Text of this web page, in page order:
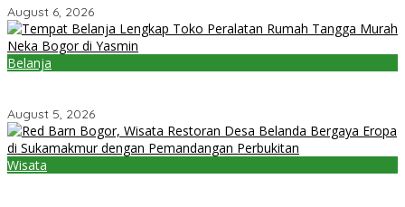
August 6, 2026
Belanja
August 5, 2026
Wisata